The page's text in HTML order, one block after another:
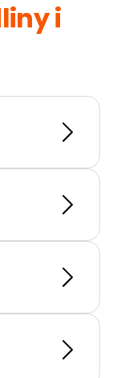
i